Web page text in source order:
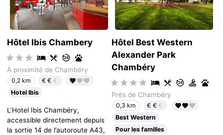
Hôtel Ibis Chambery
À proximité de Chambéry
0,2 km €€ €
Hotel Ibis
L’Hotel Ibis Chambéry,
accessible directement depuis
la sortie 14 de l’autoroute A43,
Hôtel Best Western
Alexander Park
Chambéry
Près de Chambéry
0,3 km €€€
Best Western
Pour les familles